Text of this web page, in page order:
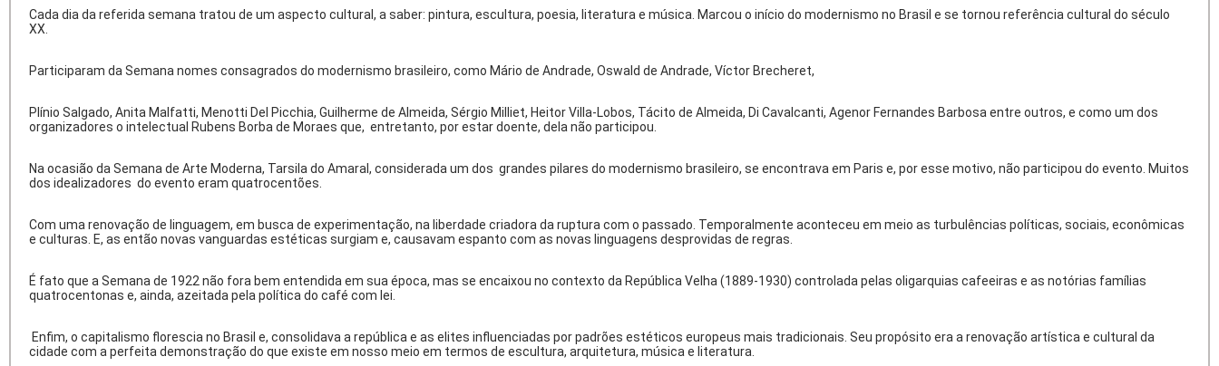
Cada dia da referida semana tratou de um aspecto cultural, a saber: pintura, escultura, poesia, literatura e música. Marcou o início do modernismo no Brasil e se tornou referência cultural do século
XX.
Participaram da Semana nomes consagrados do modernismo brasileiro, como Mário de Andrade, Oswald de Andrade, Víctor Brecheret,
Plínio Salgado, Anita Malfatti, Menotti Del Picchia, Guilherme de Almeida, Sérgio Milliet, Heitor Villa-Lobos, Tácito de Almeida, Di Cavalcanti, Agenor Fernandes Barbosa entre outros, e como um dos
organizadores o intelectual Rubens Borba de Moraes que, entretanto, por estar doente, dela não participou.
Na ocasião da Semana de Arte Moderna, Tarsila do Amaral, considerada um dos grandes pilares do modernismo brasileiro, se encontrava em Paris e, por esse motivo, não participou do evento. Muitos
dos idealizadores do evento eram quatrocentões.
Com uma renovação de linguagem, em busca de experimentação, na liberdade criadora da ruptura com o passado. Temporalmente aconteceu em meio as turbulências políticas, sociais, econômicas
e culturas. E, as então novas vanguardas estéticas surgiam e, causavam espanto com as novas linguagens desprovidas de regras.
É fato que a Semana de 1922 não fora bem entendida em sua época, mas se encaixou no contexto da República Velha (1889-1930) controlada pelas oligarquias cafeeiras e as notórias famílias
quatrocentonas e, ainda, azeitada pela política do café com lei.
Enfim, o capitalismo florescia no Brasil e, consolidava a república e as elites influenciadas por padrões estéticos europeus mais tradicionais. Seu propósito era a renovação artística e cultural da
cidade com a perfeita demonstração do que existe em nosso meio em termos de escultura, arquitetura, música e literatura.